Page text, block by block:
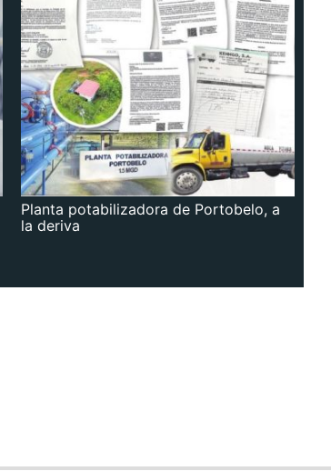
Planta potabilizadora de Portobelo, a
la deriva